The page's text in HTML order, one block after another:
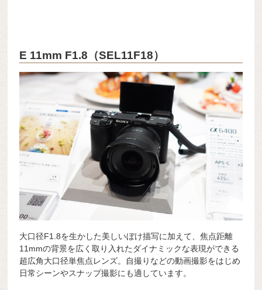
E 11mm F1.8（SEL11F18）
大口径F1.8を生かした美しいぼけ描写に加えて、焦点距離
11mmの背景を広く取り入れたダイナミックな表現ができる
超広角大口径単焦点レンズ。自撮りなどの動画撮影をはじめ
日常シーンやスナップ撮影にも適しています。